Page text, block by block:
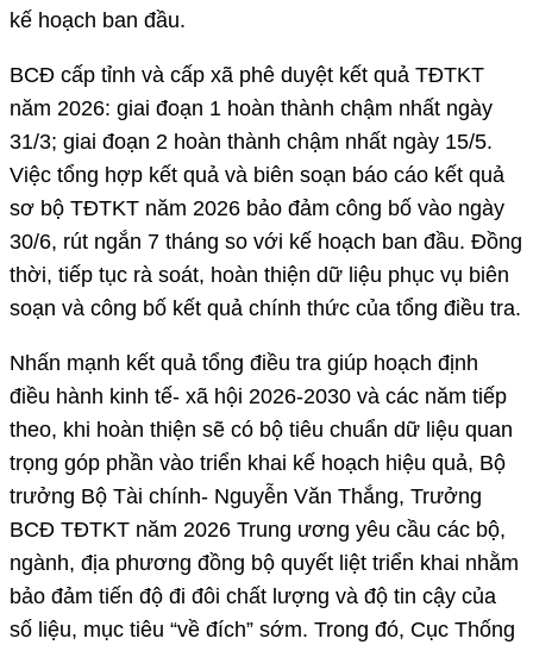
kế hoạch ban đầu.
BCĐ cấp tỉnh và cấp xã phê duyệt kết quả TĐTKT
năm 2026: giai đoạn 1 hoàn thành chậm nhất ngày
31/3; giai đoạn 2 hoàn thành chậm nhất ngày 15/5.
Việc tổng hợp kết quả và biên soạn báo cáo kết quả
sơ bộ TĐTKT năm 2026 bảo đảm công bố vào ngày
30/6, rút ngắn 7 tháng so với kế hoạch ban đầu. Đồng
thời, tiếp tục rà soát, hoàn thiện dữ liệu phục vụ biên
soạn và công bố kết quả chính thức của tổng điều tra.
Nhấn mạnh kết quả tổng điều tra giúp hoạch định
điều hành kinh tế- xã hội 2026-2030 và các năm tiếp
theo, khi hoàn thiện sẽ có bộ tiêu chuẩn dữ liệu quan
trọng góp phần vào triển khai kế hoạch hiệu quả, Bộ
trưởng Bộ Tài chính- Nguyễn Văn Thắng, Trưởng
BCĐ TĐTKT năm 2026 Trung ương yêu cầu các bộ,
ngành, địa phương đồng bộ quyết liệt triển khai nhằm
bảo đảm tiến độ đi đôi chất lượng và độ tin cậy của
số liệu, mục tiêu “về đích” sớm. Trong đó, Cục Thống